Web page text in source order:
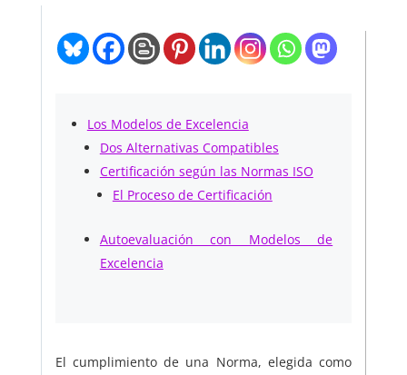
Los Modelos de Excelencia
Dos Alternativas Compatibles
Certificación según las Normas ISO
El Proceso de Certificación
Autoevaluación con Modelos de
Excelencia
El cumplimiento de una Norma, elegida como